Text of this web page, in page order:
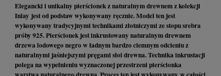
Elegancki i unikalny pierścionek z naturalnym drewnem z kolekcji
Inlay jest od podstaw wykonywany ręcznie. Model ten jest
wykonywany tradycyjnymi technikami złotniczymi ze stopu srebra
próby 925. Pierścionek jest inkrustowany naturalnym drewnem
drzewa lodowego negro w ładnym bardzo ciemnym odcieniu z
naturalnymi jaśniejszymi pręgami słoi drewna. Technika inkrustacji
polega na wypełnieniu wyznaczonej przestrzeni pierścionka